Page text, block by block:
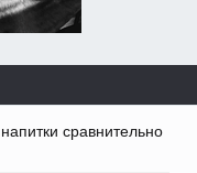
сравнительно